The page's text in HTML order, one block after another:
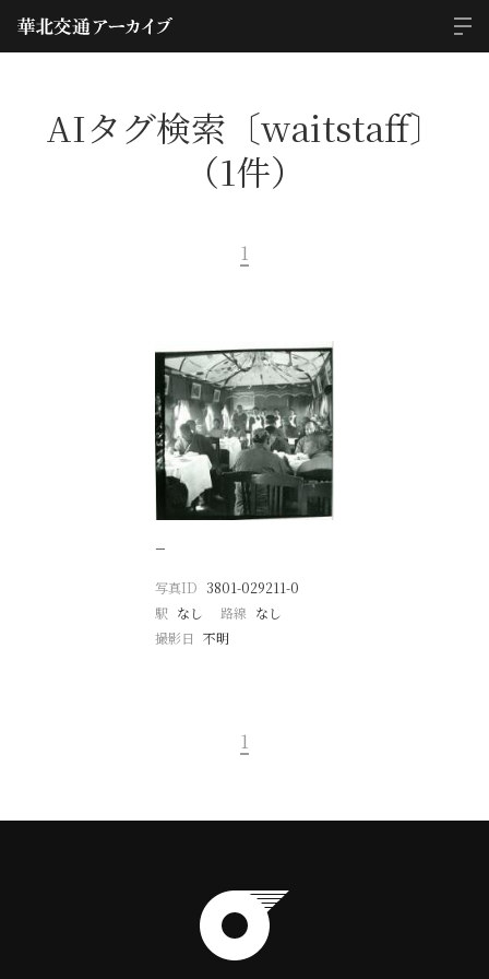
AIタグ検索〔waitstaff〕
（1件）
1
−
写真ID 3801-029211-0
駅 なし 路線 なし
撮影日
不明
1